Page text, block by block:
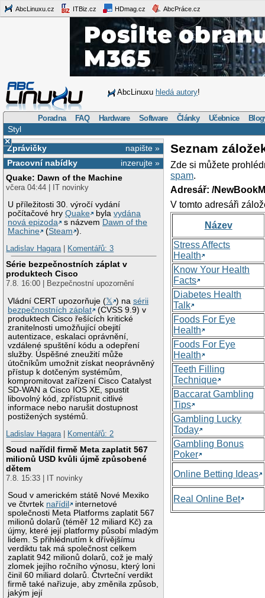
AbcLinuxu.cz ITBiz.cz HDmag.cz AbcPráce.cz
AbcLinuxu hledá autory!
Poradna FAQ Hardware Software Články Učebnice
Styl
×
napište »
Zprávičky
inzerujte »
Pracovní nabídky
Quake: Dawn of the Machine
včera 04:44 | IT novinky
U příležitosti 30. výročí vydání
počítačové hryQuake bylavydána
nová epizoda
s názvem Dawn of the
Machine
(Steam ).
Ladislav Hagara| Komentářů: 3
Série bezpečnostních záplat v
produktech Cisco
7.8. 16:00 | Bezpečnostní upozornění
Vládní CERT upozorňuje (𝕏 ) nasérii
bezpečnostních záplat
(CVSS 9.9) v
produktech Cisco řešících kritické
zranitelnosti umožňující obejití
autentizace, eskalaci oprávnění,
vzdálené spuštění kódu a odepření
služby. Úspěšné zneužití může
útočníkům umožnit získat neoprávněný
přístup k dotčeným systémům,
kompromitovat zařízení Cisco Catalyst
SD-WAN a Cisco IOS XE, spustit
libovolný kód, zpřístupnit citlivé
informace nebo narušit dostupnost
postižených systémů.
Ladislav Hagara| Komentářů: 2
Soud nařídil firmě Meta zaplatit 567
milionů USD kvůli újmě způsobené
dětem
7.8. 15:33 | IT novinky
Soud v americkém státě Nové Mexiko
ve čtvrtek nařídil
internetové
společnosti Meta Platforms zaplatit 567
milionů dolarů (téměř 12 miliard Kč) za
újmy, které její platformy působí mladým
lidem. S přihlédnutím k dřívějšímu
verdiktu tak má společnost celkem
zaplatit 942 milionů dolarů, což je malý
zlomek jejího ročního výnosu, který loni
činil 60 miliard dolarů. Čtvrteční verdikt
firmě také nařizuje, aby změnila způsob,
jakým její
Seznam
Zde si můžete
spam.
Adresář: /
V tomto adresáři
Název
Stress Affects
Health
Know Your Health
Facts
Diabetes Health
Talk
Foods For Eye
Health
Foods For Eye
Health
Teeth Filling
Technique
Baccarat Gambling
Tips
Gambling Lucky
Today
Gambling Bonus
Poker
Online Betting Ideas
Real Online Bet